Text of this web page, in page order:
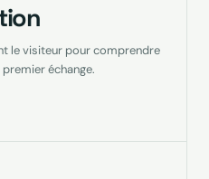
le visiteur pour comprendre
échange.